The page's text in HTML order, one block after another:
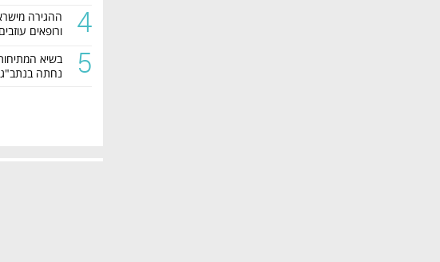
4
ההגירה
ורופאים
5
בשיא
נחתה בנתב"ג